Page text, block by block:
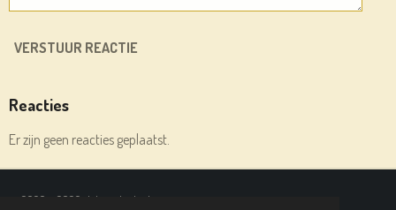
VERSTUUR REACTIE
Reacties
Er zijn geen reacties geplaatst.
© 2020 - 2026 deleesplank.nl